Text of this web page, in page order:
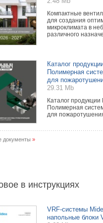
Компактные
для создания
микроклимата в
различного
Каталог
Полимерная
для
29.31 Mb
Каталог
Полимерная
для
документы »
в инструкциях
VRF-системы
напольные блоки